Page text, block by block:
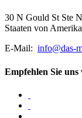
30 N Gould St Ste
Staaten von Amerika
E-Mail: info@das-
Empfehlen Sie uns